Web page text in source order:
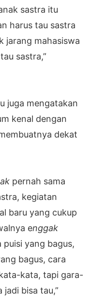
sastra itu
harus tau sastra
jarang mahasiswa
sastra,”
juga mengatakan
kenal dengan
dekat
pernah sama
kegiatan
baru yang cukup
enggak
yang bagus,
bagus, cara
kata, tapi gara-
jadi bisa tau,”